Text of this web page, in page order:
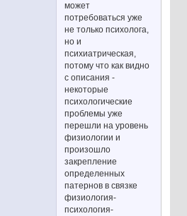
может
потребоваться уже
не только психолога,
но и
психиатрическая,
потому что как видно
с описания -
некоторые
психологические
проблемы уже
перешли на уровень
физиологии и
произошло
закрепление
определенных
патернов в связке
физиология-
психология-